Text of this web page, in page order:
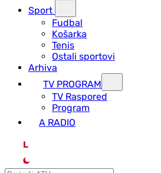
Sport
Fudbal
Košarka
Tenis
Ostali sportovi
Arhiva
TV PROGRAM
ТV Raspored
Program
A RADIO
L